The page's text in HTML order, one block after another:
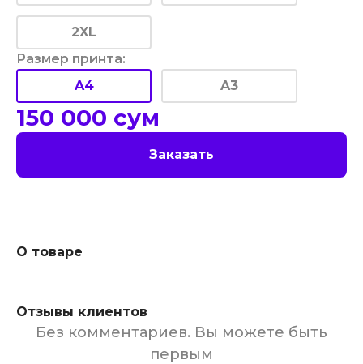
2XL
Размер принта:
A4
A3
150 000 сум
Заказать
О товаре
Отзывы клиентов
Без комментариев. Вы можете быть
первым